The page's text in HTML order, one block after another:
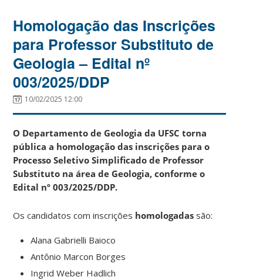
Homologação das Inscrições
para Professor Substituto de
Geologia – Edital nº
003/2025/DDP
10/02/2025 12:00
O Departamento de Geologia da UFSC torna
pública a homologação das inscrições para o
Processo Seletivo Simplificado de Professor
Substituto na área de Geologia, conforme o
Edital nº 003/2025/DDP.
Os candidatos com inscrições homologadas são:
Alana Gabrielli Baioco
Antônio Marcon Borges
Ingrid Weber Hadlich